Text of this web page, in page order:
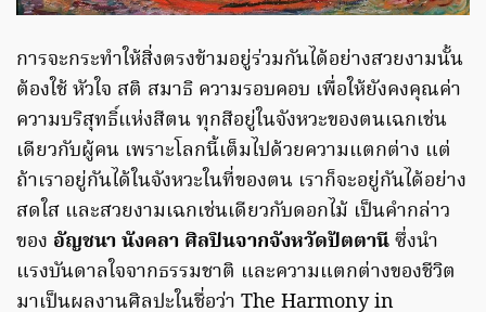
การจะกระทำให้สิ่งตรงข้ามอยู่ร่วมกันได้อย่างสวยงามนั้น
ต้องใช้ หัวใจ สติ สมาธิ ความรอบคอบ เพื่อให้ยังคงคุณค่า
ความบริสุทธิ์แห่งสีตน ทุกสีอยู่ในจังหวะของตนเฉกเช่น
เดียวกับผู้คน เพราะโลกนี้เต็มไปด้วยความแตกต่าง แต่
ถ้าเราอยู่กันได้ในจังหวะในที่ของตน เราก็จะอยู่กันได้อย่าง
สดใส และสวยงามเฉกเช่นเดียวกับดอกไม้ เป็นคำกล่าว
ของ อัญชนา นังคลา ศิลปินจากจังหวัดปัตตานีซึ่งนำ
แรงบันดาลใจจากธรรมชาติ และความแตกต่างของชีวิต
มาเป็นผลงานศิลปะในชื่อว่า The Harmony in